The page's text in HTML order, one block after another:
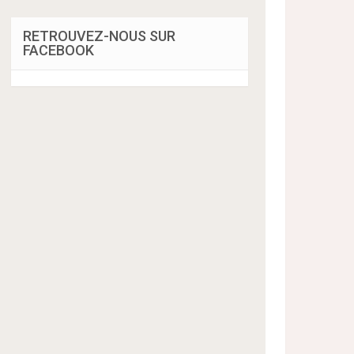
RETROUVEZ-NOUS SUR
FACEBOOK